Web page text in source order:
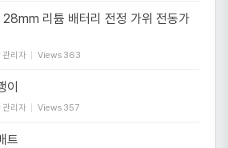
리튬 배터리 전정 가위 전동가
관리자 Views 363
이
관리자 Views 357
트